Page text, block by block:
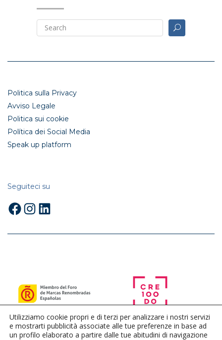
Politica sulla Privacy
Avviso Legale
Politica sui cookie
Política dei Social Media
Speak up platform
Seguiteci su
Facebook
Instagram
LinkedIn
Utilizziamo cookie propri e di terzi per analizzare i nostri servizi
e mostrarti pubblicità associate alle tue preferenze in base ad
un profilo elaborato a partire dalle tue abitudini di navigazione